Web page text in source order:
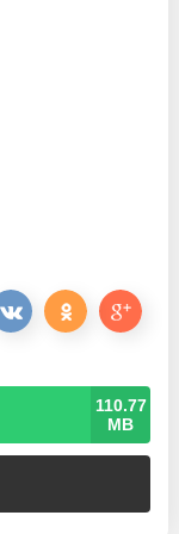
110.77
MB